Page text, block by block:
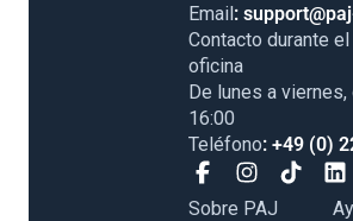
Email:
Contacto durante
oficina
De lunes a viernes,
16:00
Teléfono: +49 (0)
Sobre PAJ